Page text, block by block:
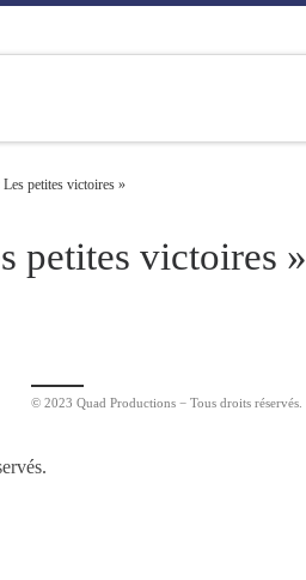
petites victoires »
petites victoires »
© 2023 Quad Productions − Tous droits réservés.